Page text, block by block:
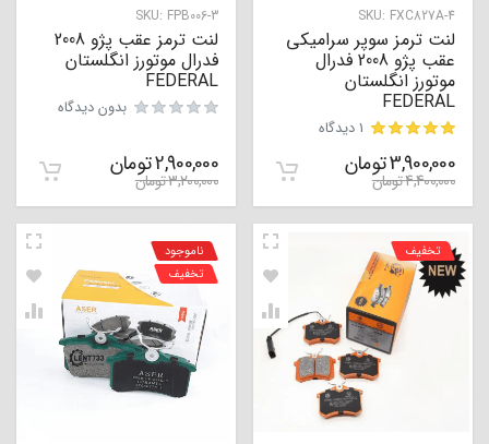
SKU: FXC827A-4
لنت ترمز سوپر سرامیکی
عقب پژو 2008 فدرال
موتورز انگلستان
FEDERAL
مشتری
1 دیدگاه
3,900,000تومان
4,400,000تومان
SKU: FPB006-3
لنت ترمز عقب پژو 2008
فدرال موتورز انگلستان
FEDERAL
بدون دیدگاه
2,900,000تومان
3,200,000تومان
تخفیف
ناموجود
تخفیف